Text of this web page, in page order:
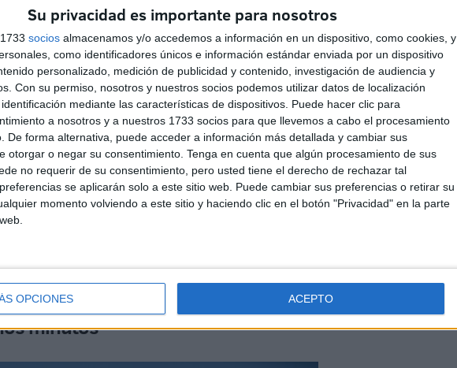
Su privacidad es importante para nosotros
socios almacenamos y/o accedemos a información en un dispositivo, como cookies, y
como identificadores únicos e información estándar enviada por un dispositivo
personalizado, medición de publicidad y contenido, investigación de audiencia y
Con su permiso, nosotros y nuestros socios podemos utilizar datos de localización
mediante las características de dispositivos. Puede hacer clic para
a nosotros y a nuestros 1733 socios para que llevemos a cabo el procesamiento
De forma alternativa, puede acceder a información más detallada y cambiar sus
otorgar o negar su consentimiento. Tenga en cuenta que algún procesamiento de sus
no requerir de su consentimiento, pero usted tiene el derecho de rechazar tal
se aplicarán solo a este sitio web. Puede cambiar sus preferencias o retirar su
momento volviendo a este sitio y haciendo clic en el botón "Privacidad" en la parte
OPCIONES ACEPTO
libre y feliz sobre el verde.
atrasado, pero muy cómodo porque estoy
una entrevista con El Desmarque.
en la Unión Deportiva Ibiza y finalmente, en la
hoy.
minutos